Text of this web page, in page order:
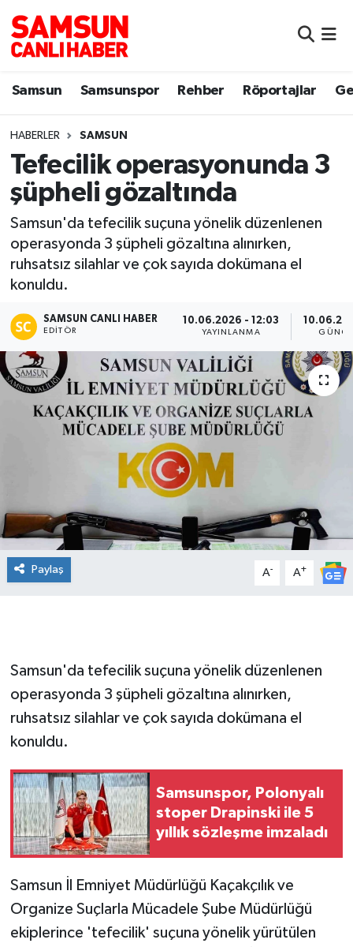
Samsun Samsunspor Rehber Röportajlar
HABERLER SAMSUN
Tefecilik operasyonunda 3
şüpheli gözaltında
Samsun'da tefecilik suçuna yönelik düzenlenen
operasyonda 3 şüpheli gözaltına alınırken,
ruhsatsız silahlar ve çok sayıda dokümana el
konuldu.
SAMSUN CANLI HABER
EDITÖR
10.06.2026 - 12:03
YAYINLANMA
Paylaş A- A+
Samsun'da tefecilik suçuna yönelik düzenlenen
operasyonda 3 şüpheli gözaltına alınırken,
ruhsatsız silahlar ve çok sayıda dokümana el
konuldu.
Samsunspor, Polonyalı
stoper Drapinski ile 5
yıllık sözleşme imzaladı
Samsun İl Emniyet Müdürlüğü Kaçakçılık ve
Organize Suçlarla Mücadele Şube Müdürlüğü
ekiplerince 'tefecilik' suçuna yönelik yürütülen
Samsun
Sokak Röportajları
Genel
Dünya
Eğitim
Manşet Haberi
Samsun Nöbetçi Eczaneler
Samsun Hava Durumu
Samsun Namaz Vakitleri
Samsun Trafik Yoğunluk Haritası
Süper Lig Puan Durumu ve Fikstür
Tüm Manşetler